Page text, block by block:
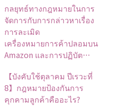
กลยุทธ์ทางกฎหมายในการ
จัดการกับการกล่าวหาเรื่อง
การละเมิด
เครื่องหมายการค้าปลอมบน
Amazon และการปฏิบัต…
【บังคับใช้ตุลาคม ปีเรวะที่
8】กฎหมายป้องกันการ
คุกคามลูกค้าคืออะไร?